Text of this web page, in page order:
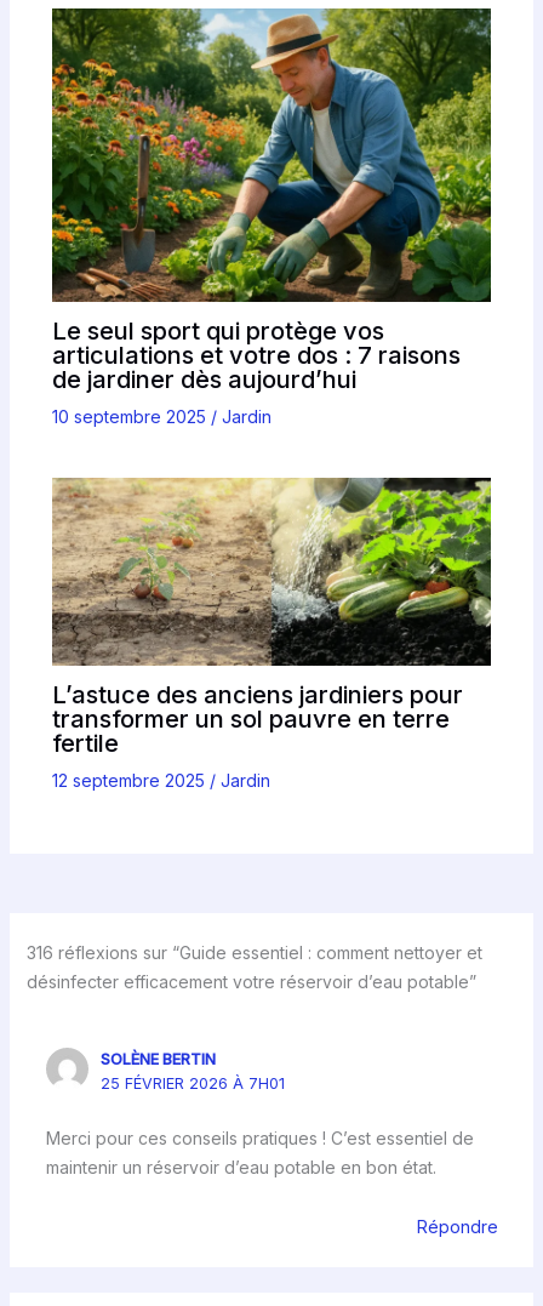
Le seul sport qui protège vos
articulations et votre dos : 7 raisons
de jardiner dès aujourd’hui
10 septembre 2025 / Jardin
L’astuce des anciens jardiniers pour
transformer un sol pauvre en terre
fertile
12 septembre 2025 / Jardin
316 réflexions sur “Guide essentiel : comment nettoyer et
désinfecter efficacement votre réservoir d’eau potable”
SOLÈNE BERTIN
25 FÉVRIER 2026 À 7H01
Merci pour ces conseils pratiques ! C’est essentiel de
maintenir un réservoir d’eau potable en bon état.
Répondre